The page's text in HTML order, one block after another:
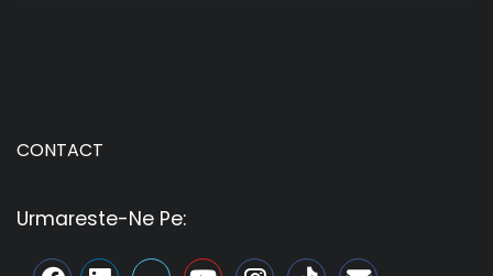
CONTACT
Urmareste-Ne Pe: